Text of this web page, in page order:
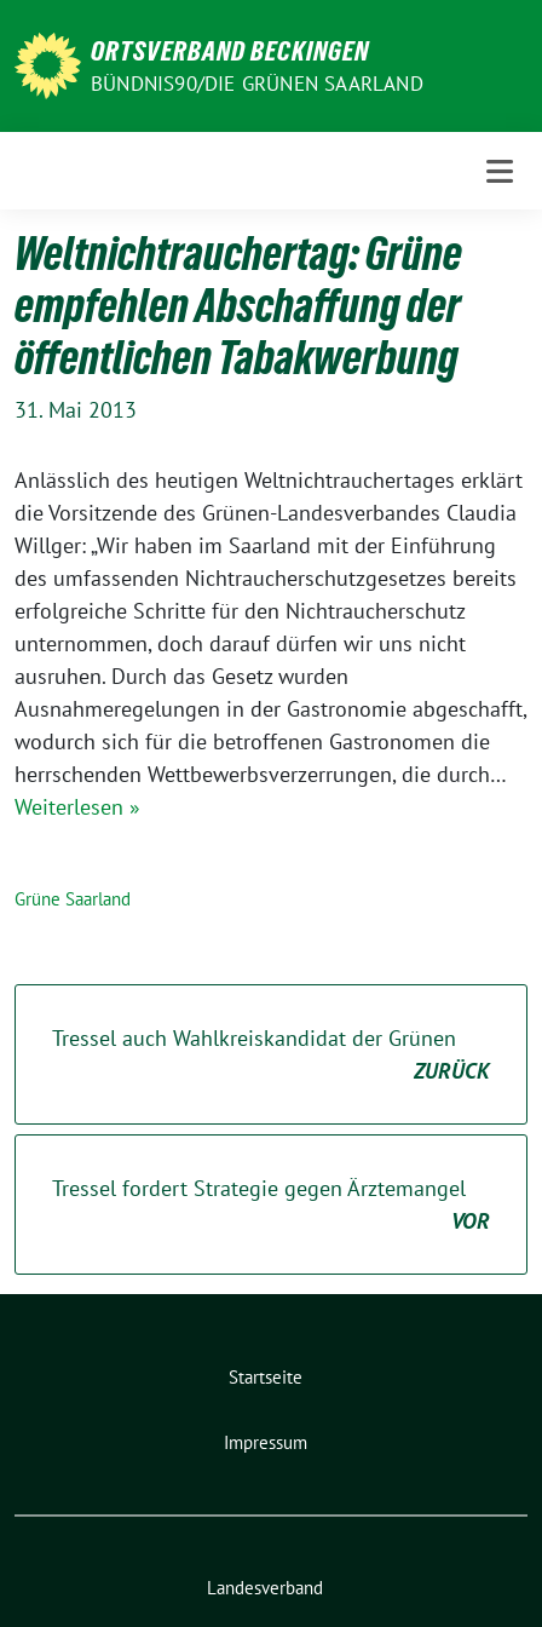
zum
Inhalt
ORTSVERBAND BECKINGEN
BÜNDNIS90/DIE GRÜNEN SAARLAND
Weltnichtrauchertag: Grüne
empfehlen Abschaffung der
öffentlichen Tabakwerbung
31. Mai 2013
Anlässlich des heutigen Weltnichtrauchertages erklärt
die Vorsitzende des Grünen-Landesverbandes Claudia
Willger: „Wir haben im Saarland mit der Einführung
des umfassenden Nichtraucherschutzgesetzes bereits
erfolgreiche Schritte für den Nichtraucherschutz
unternommen, doch darauf dürfen wir uns nicht
ausruhen. Durch das Gesetz wurden
Ausnahmeregelungen in der Gastronomie abgeschafft,
wodurch sich für die betroffenen Gastronomen die
herrschenden Wettbewerbsverzerrungen, die durch…
Weiterlesen »
Grüne Saarland
Tressel auch Wahlkreiskandidat der Grünen
ZURÜCK
Tressel fordert Strategie gegen Ärztemangel
VOR
Startseite
Impressum
Landesverband